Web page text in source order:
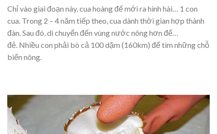
Chỉ vào giai đoạn này, cua hoàng đế mới ra hình hài… 1 con
cua. Trong 2 – 4 năm tiếp theo, cua dành thời gian hợp thành
đàn. Sau đó, di chuyển đến vùng nước nông hơn để…
đẻ. Nhiều con phải bò cả 100 dặm (160km) để tìm những chỗ
biển nông.